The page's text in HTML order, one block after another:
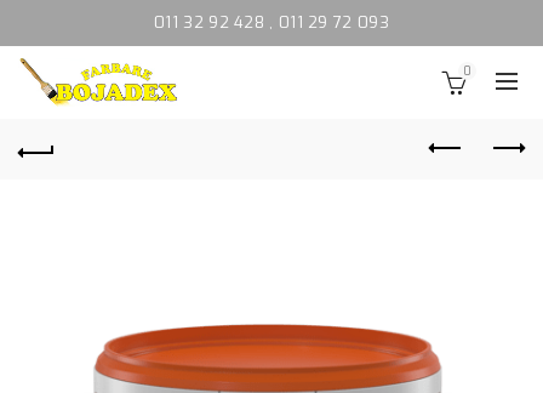
011 32 92 428 , 011 29 72 093
0